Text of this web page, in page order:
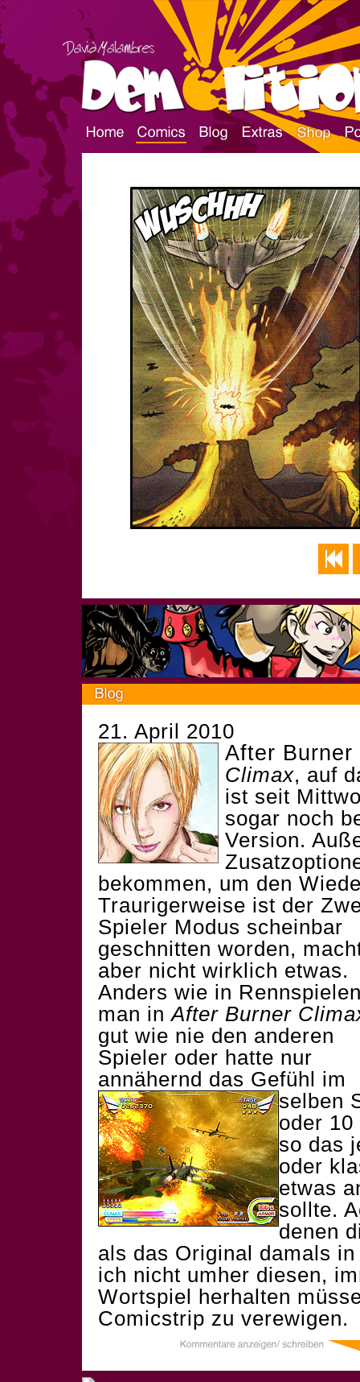
21. April 2010
After Burner
Climax, auf
ist seit
sogar noch
Version.
bekommen, um den
Traurigerweise ist der
Spieler Modus scheinbar
geschnitten worden,
aber nicht wirklich etwas.
Anders wie in
man inAfter Burner
gut wie nie den anderen
Spieler oder hatte nur
annähernd das Gefühl im
selben
oder
so das
oder
etwas
sollte.
denen
als das Original damals
ich nicht umher diesen,
Wortspiel herhalten
Comicstrip zu